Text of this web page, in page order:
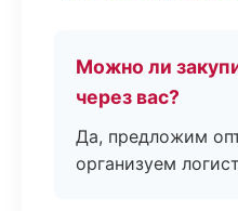
Можно ли
через вас?
Да, предложим
организуем